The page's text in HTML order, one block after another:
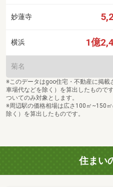
妙蓮寺
横浜 1億
菊名
※このデータはgoo住宅・不動産に掲載
車場代などを除く）を算出したもので
ついてのみ対象とします。
※周辺駅の価格相場は広さ100㎡~150
除く）を算出したものです。
住まい